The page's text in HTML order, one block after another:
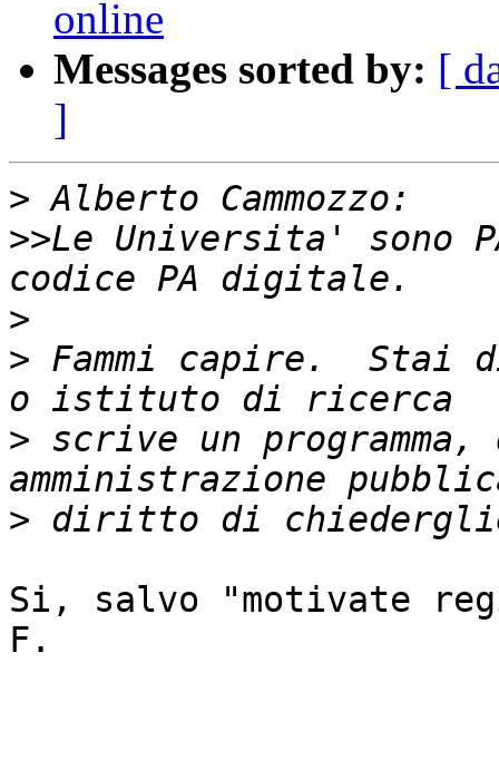
online
Messages sorted by: [
]
>
>>Le Universita' sono
>
> Fammi capire.  Stai
> scrive un
>
Si, salvo "motivate
F.